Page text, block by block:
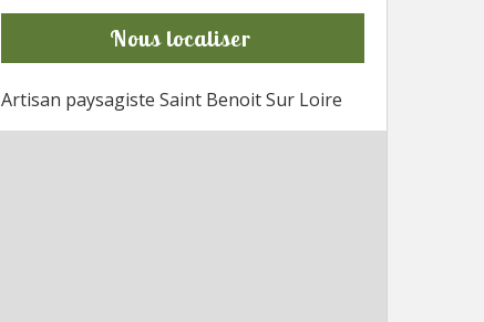
Nous localiser
Artisan paysagiste Saint Benoit Sur Loire